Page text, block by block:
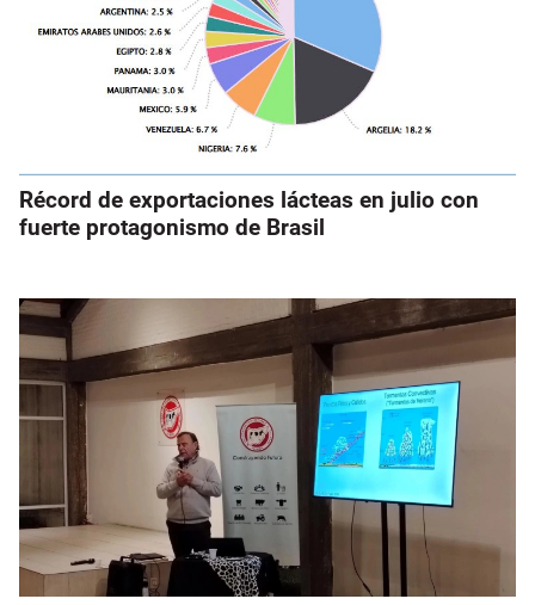
Récord de exportaciones lácteas en julio con
fuerte protagonismo de Brasil